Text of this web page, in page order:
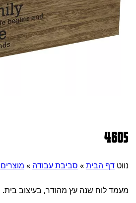
4605
נווט דף הבית» סביבת עבודה »
מעמד לוח שנה עץ מהודר, בעיצוב בית.